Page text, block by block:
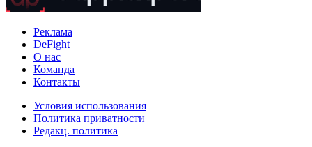
Реклама
DeFight
О нас
Команда
Контакты
Условия использования
Политика приватности
Редакц. политика